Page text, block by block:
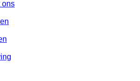
ons